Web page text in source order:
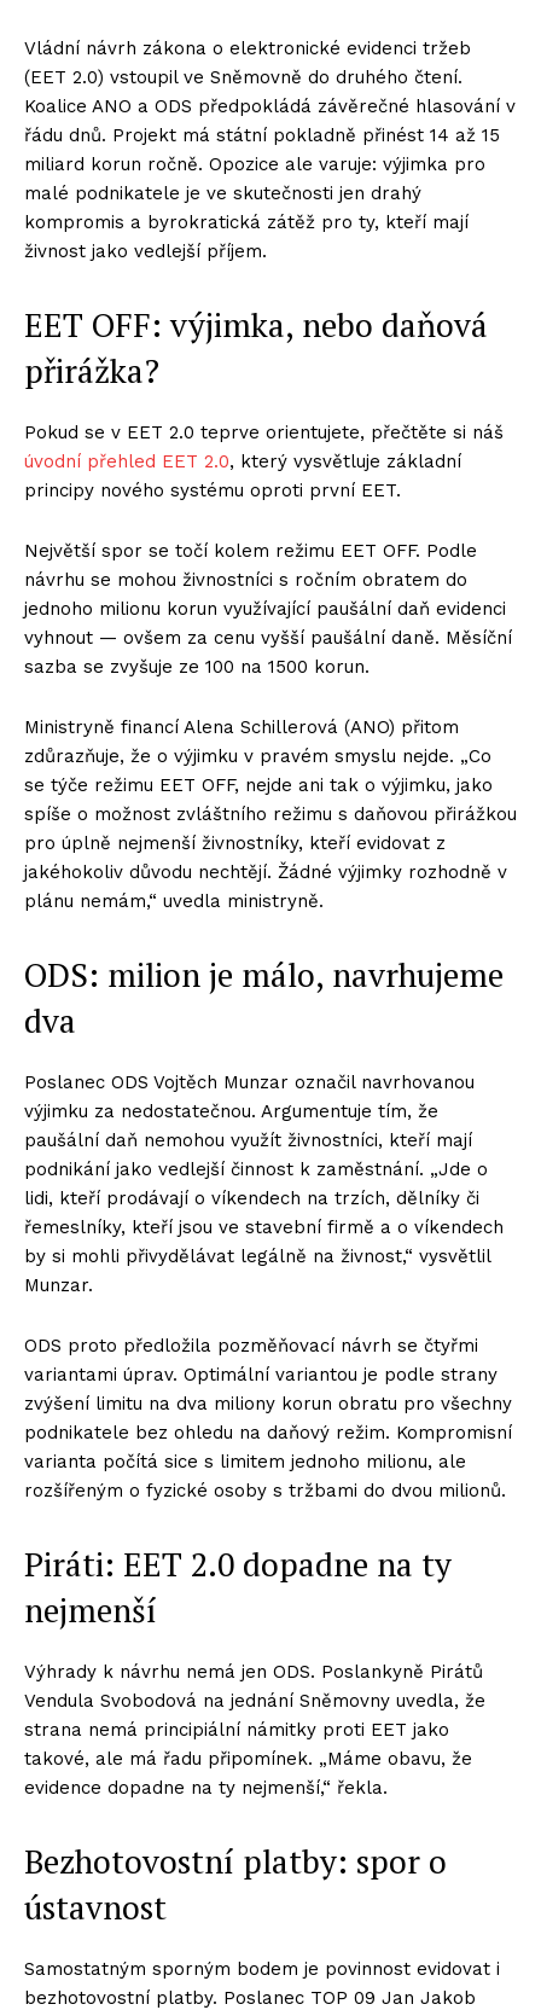
Vládní návrh zákona o elektronické evidenci tržeb
(EET 2.0) vstoupil ve Sněmovně do druhého čtení.
Koalice ANO a ODS předpokládá závěrečné hlasování v
řádu dnů. Projekt má státní pokladně přinést 14 až 15
miliard korun ročně. Opozice ale varuje: výjimka pro
malé podnikatele je ve skutečnosti jen drahý
kompromis a byrokratická zátěž pro ty, kteří mají
živnost jako vedlejší příjem.
EET OFF: výjimka, nebo daňová
přirážka?
Pokud se v EET 2.0 teprve orientujete, přečtěte si náš
úvodní přehled EET 2.0, který vysvětluje základní
principy nového systému oproti první EET.
Největší spor se točí kolem režimu EET OFF. Podle
návrhu se mohou živnostníci s ročním obratem do
jednoho milionu korun využívající paušální daň evidenci
vyhnout — ovšem za cenu vyšší paušální daně. Měsíční
sazba se zvyšuje ze 100 na 1500 korun.
Ministryně financí Alena Schillerová (ANO) přitom
zdůrazňuje, že o výjimku v pravém smyslu nejde. „Co
se týče režimu EET OFF, nejde ani tak o výjimku, jako
spíše o možnost zvláštního režimu s daňovou přirážkou
pro úplně nejmenší živnostníky, kteří evidovat z
jakéhokoliv důvodu nechtějí. Žádné výjimky rozhodně v
plánu nemám,“ uvedla ministryně.
ODS: milion je málo, navrhujeme
dva
Poslanec ODS Vojtěch Munzar označil navrhovanou
výjimku za nedostatečnou. Argumentuje tím, že
paušální daň nemohou využít živnostníci, kteří mají
podnikání jako vedlejší činnost k zaměstnání. „Jde o
lidi, kteří prodávají o víkendech na trzích, dělníky či
řemeslníky, kteří jsou ve stavební firmě a o víkendech
by si mohli přivydělávat legálně na živnost,“ vysvětlil
Munzar.
ODS proto předložila pozměňovací návrh se čtyřmi
variantami úprav. Optimální variantou je podle strany
zvýšení limitu na dva miliony korun obratu pro všechny
podnikatele bez ohledu na daňový režim. Kompromisní
varianta počítá sice s limitem jednoho milionu, ale
rozšířeným o fyzické osoby s tržbami do dvou milionů.
Piráti: EET 2.0 dopadne na ty
nejmenší
Výhrady k návrhu nemá jen ODS. Poslankyně Pirátů
Vendula Svobodová na jednání Sněmovny uvedla, že
strana nemá principiální námitky proti EET jako
takové, ale má řadu připomínek. „Máme obavu, že
evidence dopadne na ty nejmenší,“ řekla.
Bezhotovostní platby: spor o
ústavnost
Samostatným sporným bodem je povinnost evidovat i
bezhotovostní platby. Poslanec TOP 09 Jan Jakob